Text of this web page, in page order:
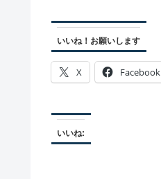
いいね！お願いします
X Facebook
いいね: